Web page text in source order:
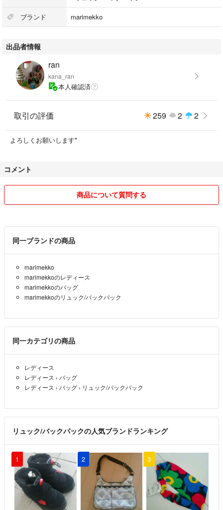
即購入可能
値下げ不可
ブランド marimekko
出品者情報
ran
kana_ran
本人確認済
取引の評価 259 2 2
よろしくお願いします*
コメント
商品について質問する
同一ブランドの商品
marimekko
marimekkoのレディース
marimekkoのバッグ
marimekkoのリュック/バックパック
同一カテゴリの商品
レディース
レディース › バッグ
レディース › バッグ › リュック/バックパック
リュック/バックパックの人気ブランドランキング
1 2 3